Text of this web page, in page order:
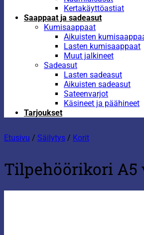
Kertakäyttöastiat
Saappaat ja sadeasut
Kumisaappaat
Aikuisten
Lasten kumisaappaat
Muut jalkineet
Sadeasut
Lasten sadeasut
Aikuisten sadeasut
Sateenvarjot
Käsineet ja päähineet
Tarjoukset
Etusivu / Säilytys / Korit
Tilpehöörikori A5